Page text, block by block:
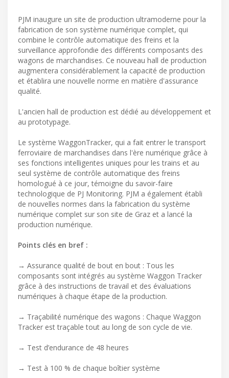
PJM inaugure un site de production ultramoderne pour la
fabrication de son système numérique complet, qui
combine le contrôle automatique des freins et la
surveillance approfondie des différents composants des
wagons de marchandises. Ce nouveau hall de production
augmentera considérablement la capacité de production
et établira une nouvelle norme en matière d'assurance
qualité.
L'ancien hall de production est dédié au développement et
au prototypage.
Le système WaggonTracker, qui a fait entrer le transport
ferroviaire de marchandises dans l'ère numérique grâce à
ses fonctions intelligentes uniques pour les trains et au
seul système de contrôle automatique des freins
homologué à ce jour, témoigne du savoir-faire
technologique de PJ Monitoring. PJM a également établi
de nouvelles normes dans la fabrication du système
numérique complet sur son site de Graz et a lancé la
production numérique.
Points clés en bref :
→ Assurance qualité de bout en bout : Tous les
composants sont intégrés au système Waggon Tracker
grâce à des instructions de travail et des évaluations
numériques à chaque étape de la production.
→ Traçabilité numérique des wagons : Chaque Waggon
Tracker est traçable tout au long de son cycle de vie.
→ Test d’endurance de 48 heures
→ Test à 100 % de chaque boîtier système